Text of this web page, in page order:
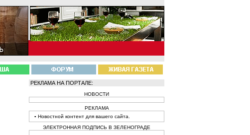
РЕКЛАМА НА ПОРТАЛЕ:
НОВОСТИ
РЕКЛАМА
▪ Новостной контент для вашего сайта.
ЭЛЕКТРОННАЯ ПОДПИСЬ В ЗЕЛЕНОГРАДЕ